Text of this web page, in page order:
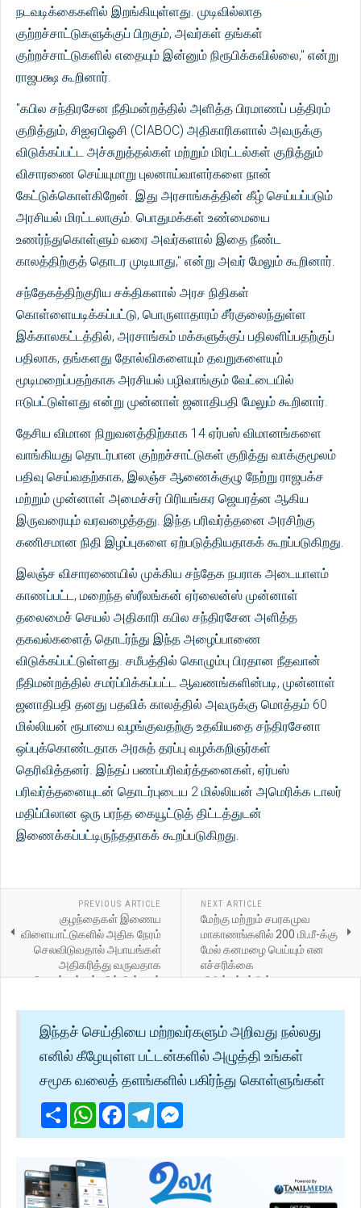
நடவடிக்கைகளில் இறங்கியுள்ளது. முடிவில்லாத
குற்றச்சாட்டுகளுக்குப் பிறகும், அவர்கள் தங்கள்
குற்றச்சாட்டுகளில் எதையும் இன்னும் நிரூபிக்கவில்லை," என்று
ராஜபக்ஷ கூறினார்.
"கபில சந்திரசேன நீதிமன்றத்தில் அளித்த பிரமாணப் பத்திரம்
குறித்தும், சிஐஏபிஓசி (CIABOC) அதிகாரிகளால் அவருக்கு
விடுக்கப்பட்ட அச்சுறுத்தல்கள் மற்றும் மிரட்டல்கள் குறித்தும்
விசாரணை செய்யுமாறு புலனாய்வாளர்களை நான்
கேட்டுக்கொள்கிறேன். இது அரசாங்கத்தின் கீழ் செய்யப்படும்
அரசியல் மிரட்டலாகும். பொதுமக்கள் உண்மையை
உணர்ந்துகொள்ளும் வரை அவர்களால் இதை நீண்ட
காலத்திற்குத் தொடர முடியாது," என்று அவர் மேலும் கூறினார்.
சந்தேகத்திற்குரிய சக்திகளால் அரச நிதிகள்
கொள்ளையடிக்கப்பட்டு, பொருளாதாரம் சீர்குலைந்துள்ள
இக்காலகட்டத்தில், அரசாங்கம் மக்களுக்குப் பதிலளிப்பதற்குப்
பதிலாக, தங்களது தோல்விகளையும் தவறுகளையும்
மூடிமறைப்பதற்காக அரசியல் பழிவாங்கும் வேட்டையில்
ஈடுபட்டுள்ளது என்று முன்னாள் ஜனாதிபதி மேலும் கூறினார்.
தேசிய விமான நிறுவனத்திற்காக 14 ஏர்பஸ் விமானங்களை
வாங்கியது தொடர்பான குற்றச்சாட்டுகள் குறித்து வாக்குமூலம்
பதிவு செய்வதற்காக, இலஞ்ச ஆணைக்குழு நேற்று ராஜபக்ச
மற்றும் முன்னாள் அமைச்சர் பிரியங்கர ஜெயரத்ன ஆகிய
இருவரையும் வரவழைத்தது. இந்த பரிவர்த்தனை அரசிற்கு
கணிசமான நிதி இழப்புகளை ஏற்படுத்தியதாகக் கூறப்படுகிறது.
இலஞ்ச விசாரணையில் முக்கிய சந்தேக நபராக அடையாளம்
காணப்பட்ட, மறைந்த ஸ்ரீலங்கன் ஏர்லைன்ஸ் முன்னாள்
தலைமைச் செயல் அதிகாரி கபில சந்திரசேன அளித்த
தகவல்களைத் தொடர்ந்து இந்த அழைப்பாணை
விடுக்கப்பட்டுள்ளது. சமீபத்தில் கொழும்பு பிரதான நீதவான்
நீதிமன்றத்தில் சமர்ப்பிக்கப்பட்ட ஆவணங்களின்படி, முன்னாள்
ஜனாதிபதி தனது பதவிக் காலத்தில் அவருக்கு மொத்தம் 60
மில்லியன் ரூபாயை வழங்குவதற்கு உதவியதை சந்திரசேனா
ஒப்புக்கொண்டதாக அரசுத் தரப்பு வழக்கறிஞர்கள்
தெரிவித்தனர். இந்தப் பணப்பரிவர்த்தனைகள், ஏர்பஸ்
பரிவர்த்தனையுடன் தொடர்புடைய 2 மில்லியன் அமெரிக்க டாலர்
மதிப்பிலான ஒரு பரந்த கையூட்டுத் திட்டத்துடன்
இணைக்கப்பட்டிருந்ததாகக் கூறப்படுகிறது.
PREVIOUS ARTICLE
குழந்தைகள் இணைய
விளையாட்டுகளில் அதிக நேரம்
செலவிடுவதால் அபாயங்கள்
அதிகரித்து வருவதாக
நிபுணர்கள் எச்சரிக்கின்றனர்
NEXT ARTICLE
மேற்கு மற்றும் சபரகமுவ
மாகாணங்களில் 200 மி.மீ-க்கு
மேல் கனமழை பெய்யும் என
எச்சரிக்கை
விடுக்கப்பட்டுள்ளது.
இந்தச் செய்தியை மற்றவர்களும் அறிவது நல்லது
எனில் கீழேயுள்ள பட்டன்களில் அழுத்தி உங்கள்
சமூக வலைத் தளங்களில் பகிர்ந்து கொள்ளுங்கள்
ShareWhatsApp
Facebook
Telegram